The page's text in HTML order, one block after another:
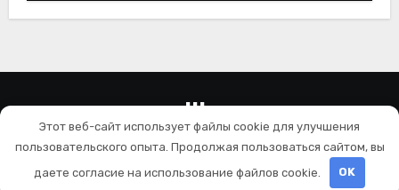
wallls.ru
Ремонт и отделка
Этот веб-сайт использует файлы cookie для улучшения
пользовательского опыта. Продолжая пользоваться сайтом, вы
даете согласие на использование файлов cookie.
OK